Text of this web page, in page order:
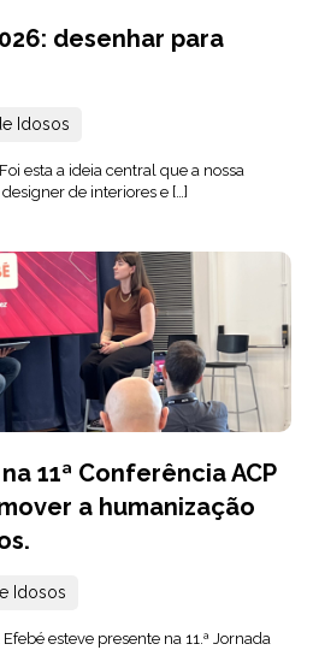
desenhar para
Idosos
esta a ideia central que a nossa
de interiores e […]
11ª Conferência ACP
a humanização
Idosos
esteve presente na 11.ª Jornada